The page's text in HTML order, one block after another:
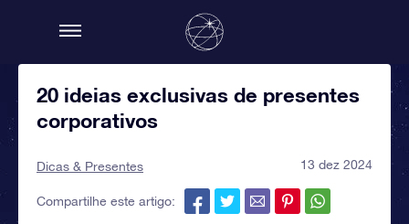
20 ideias exclusivas de presentes
corporativos
Dicas & Presentes 13 dez 2024
Compartilhe este artigo: